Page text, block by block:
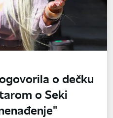
o dečku
o Seki